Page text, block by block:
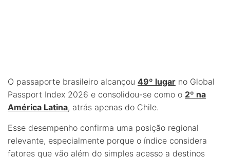
O passaporte brasileiro alcançou 49º lugar no Global
Passport Index 2026 e consolidou-se como o 2º na
América Latina, atrás apenas do Chile.
Esse desempenho confirma uma posição regional
relevante, especialmente porque o índice considera
fatores que vão além do simples acesso a destinos